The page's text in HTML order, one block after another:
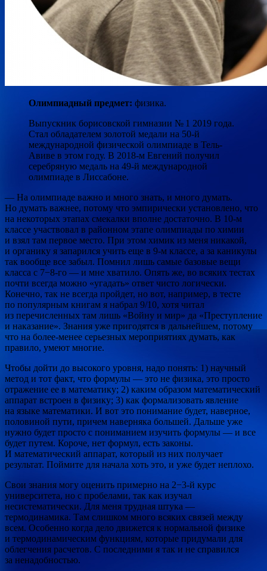
Олимпиадный предмет: физика.
Выпускник борисовской гимназии № 1 2019 года.
Стал обладателем золотой медали на 50-й
международной физической олимпиаде в Тель-
Авиве в этом году. В 2018-м Евгений получил
серебряную медаль на 49-й международной
олимпиаде в Лиссабоне.
— На олимпиаде важно и много знать, и много думать.
Но думать важнее, потому что эмпирически установлено, что
на некоторых этапах смекалки вполне достаточно. В 10-м
классе участвовал в районном этапе олимпиады по химии
и взял там первое место. При этом химик из меня никакой,
и органику я запарился учить еще в 9-м классе, а за каникулы
так вообще все забыл. Помнил лишь самые базовые вещи
класса с 7−8-го — и мне хватило. Опять же, во всяких тестах
почти всегда можно «угадать» ответ чисто логически.
Конечно, так не всегда пройдет, но вот, например, в тесте
по популярным книгам я набрал 9/10, хотя читал
из перечисленных там лишь «Войну и мир» да «Преступление
и наказание». Знания уже пригодятся в дальнейшем, потому
что на более-менее серьезных мероприятиях думать, как
правило, умеют многие.
Чтобы дойти до высокого уровня, надо понять: 1) научный
метод и тот факт, что формулы — это не физика, это просто
отражение ее в математику; 2) каким образом математический
аппарат встроен в физику; 3) как формализовать явление
на языке математики. И вот это понимание будет, наверное,
половиной пути, причем наверняка большей. Дальше уже
нужно будет просто с пониманием изучить формулы — и все
будет путем. Короче, нет формул, есть законы.
И математический аппарат, который из них получает
результат. Поймите для начала хоть это, и уже будет неплохо.
Свои знания могу оценить примерно на 2−3-й курс
университета, но с пробелами, так как изучал
несистематически. Для меня трудная штука —
термодинамика. Там слишком много всяких связей между
всем. Особенно когда дело движется к нормальной физике
и термодинамическим функциям, которые придумали для
облегчения расчетов. С последними я так и не справился
за ненадобностью.